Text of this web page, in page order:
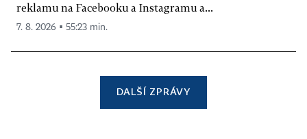
reklamu na Facebooku a Instagramu a...
7. 8. 2026 ▪ 55:23 min.
DALŠÍ ZPRÁVY